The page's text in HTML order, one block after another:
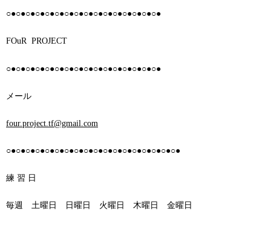
○●○●○●○●○●○●○●○●○●○●○●○●○●○●○●○●
FOuR PROJECT
○●○●○●○●○●○●○●○●○●○●○●○●○●○●○●○●
メール
four.project.tf@gmail.com
○●○●○●○●○●○●○●○●○●○●○●○●○●○●○●○●○●○●
練 習 日
毎週 土曜日 日曜日 火曜日 木曜日 金曜日